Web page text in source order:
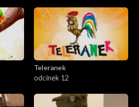
Teleranek
odcinek 12